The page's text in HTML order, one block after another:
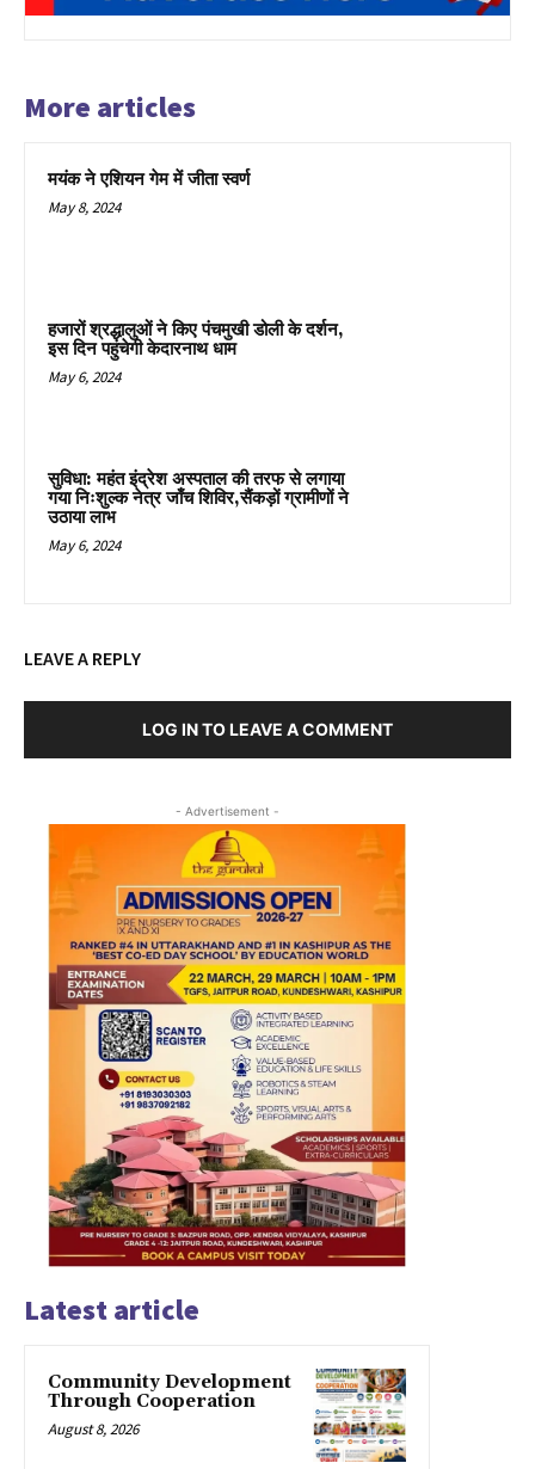
More articles
मयंक ने एशियन गेम में जीता स्वर्ण
May 8, 2024
हजारों श्रद्धालुओं ने किए पंचमुखी डोली के दर्शन,
इस दिन पहुंचेगी केदारनाथ धाम
May 6, 2024
सुविधा: महंत इंद्रेश अस्पताल की तरफ से लगाया
गया निःशुल्क नेत्र जाँच शिविर,सैंकड़ों ग्रामीणों ने
उठाया लाभ
May 6, 2024
LEAVE A REPLY
LOG IN TO LEAVE A COMMENT
- Advertisement -
Latest article
Community Development
Through Cooperation
August 8, 2026